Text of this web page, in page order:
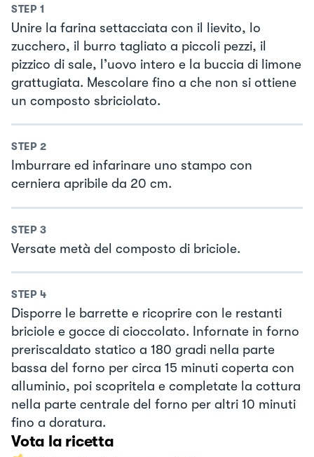
STEP 1
Unire la farina settacciata con il lievito, lo
zucchero, il burro tagliato a piccoli pezzi, il
pizzico di sale, l’uovo intero e la buccia di limone
grattugiata. Mescolare fino a che non si ottiene
un composto sbriciolato.
STEP 2
Imburrare ed infarinare uno stampo con
cerniera apribile da 20 cm.
STEP 3
Versate metà del composto di briciole.
STEP 4
Disporre le barrette e ricoprire con le restanti
briciole e gocce di cioccolato. Infornate in forno
preriscaldato statico a 180 gradi nella parte
bassa del forno per circa 15 minuti coperta con
alluminio, poi scopritela e completate la cottura
nella parte centrale del forno per altri 10 minuti
fino a doratura.
Vota la ricetta